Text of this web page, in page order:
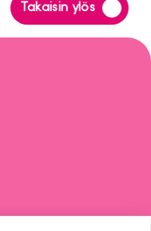
Takaisin ylös
Siirry
takaisin